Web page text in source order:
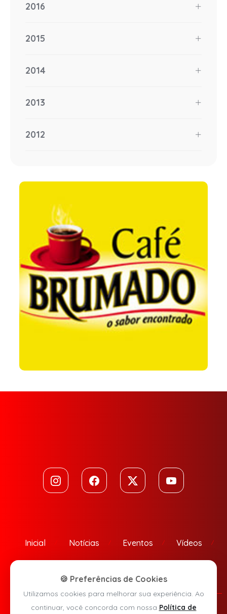
2016
2015
2014
2013
2012
Inicial Notícias Eventos Vídeos
🍪 Preferências de Cookies
Utilizamos cookies para melhorar sua experiência. Ao
continuar, você concorda com nossa Política de